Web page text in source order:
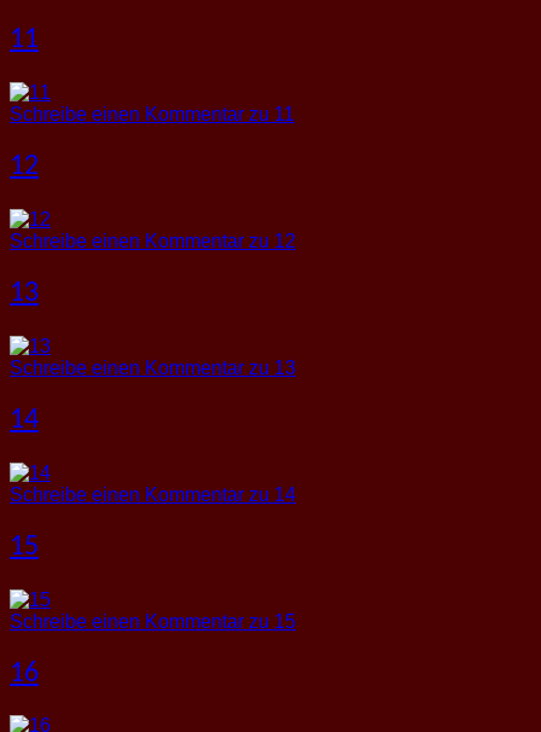
11
Schreibe einen Kommentar zu 11
12
Schreibe einen Kommentar zu 12
13
Schreibe einen Kommentar zu 13
14
Schreibe einen Kommentar zu 14
15
Schreibe einen Kommentar zu 15
16